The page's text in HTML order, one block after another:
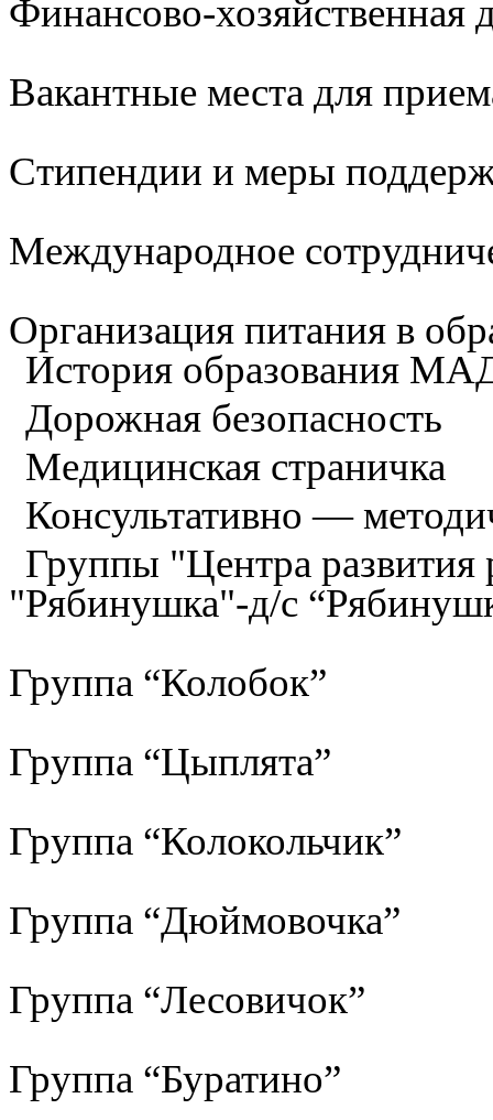
Финансово-хозяйственная
Вакантные места для
Стипендии и меры
Международное
Организация питания в
История образования
Дорожная безопасность
Медицинская страничка
Консультативно —
Группы "Центра развития
"Рябинушка"-д/с
Группа “Колобок”
Группа “Цыплята”
Группа “Колокольчик”
Группа “Дюймовочка”
Группа “Лесовичок”
Группа “Буратино”